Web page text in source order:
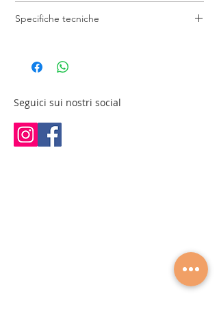
Design moderno ed elegante
Superficie facile da pulire
Elevato comfort per i clienti
Disponibile in diverse colorazioni
Specifiche tecniche
Rivestimento: sky ecopelle
Struttura: verniciata
Seguici sui nostri social